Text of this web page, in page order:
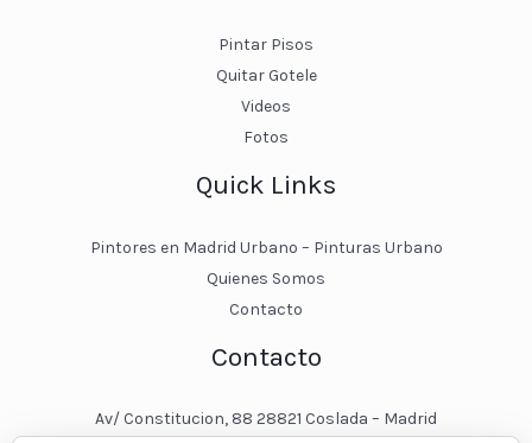
Pintar Pisos
Quitar Gotele
Videos
Fotos
Quick Links
Pintores en Madrid Urbano – Pinturas Urbano
Quienes Somos
Contacto
Contacto
Av/ Constitucion, 88 28821 Coslada – Madrid